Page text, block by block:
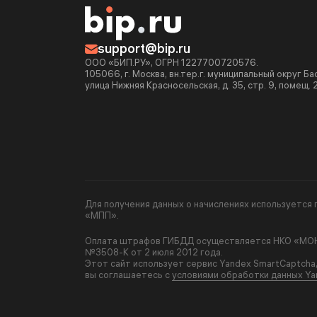
support@bip.ru
ООО «БИП.РУ», ОГРН 1227700720576.
105066, г. Москва, вн.тер.г. муниципальный округ
улица Нижняя Красносельская, д. 35, стр. 9, помещ.
Для получения данных о начислениях
«МПП».
Оплата штрафов ГИБДД осуществляется НКО
№3508-К от 2 июля 2012 года.
Этот сайт использует сервис Yandex
вы соглашаетесь сусловиями обработки данных